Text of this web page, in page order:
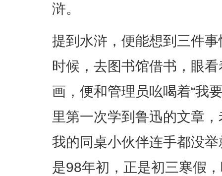
浒。
提到水浒，便能想到三件
时候，去图书馆借书，眼
画，便和管理员吆喝着“我
里第一次学到鲁迅的文章
我的同桌小伙伴连手都没
是98年初，正是初三寒假